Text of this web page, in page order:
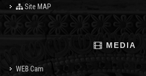
Site MAP
MEDIA
WEB Cam